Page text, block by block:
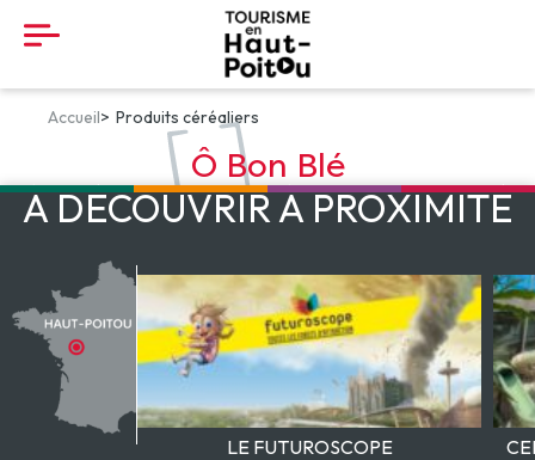
Panneau de gestion des cookies
Accueil Produits céréaliers
Ô Bon Blé
À DÉCOUVRIR À PROXIMITÉ
LE FUTUROSCOPE